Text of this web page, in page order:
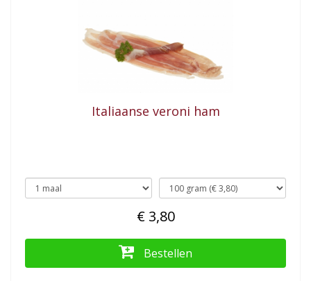
Italiaanse veroni ham
€ 3,80
Bestellen